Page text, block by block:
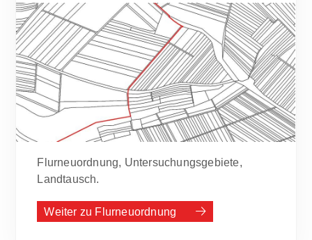
Flurneuordnung, Untersuchungsgebiete,
Landtausch.
Weiter zu Flurneuordnung